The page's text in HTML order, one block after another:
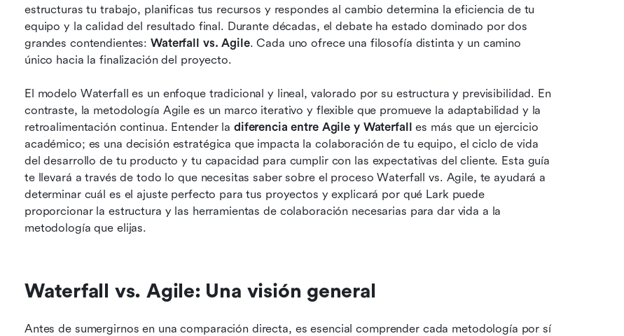
estructuras tu trabajo, planificas tus recursos y respondes al cambio determina la eficiencia de tu
equipo y la calidad del resultado final. Durante décadas, el debate ha estado dominado por dos
grandes contendientes: Waterfall vs. Agile. Cada uno ofrece una filosofía distinta y un camino
único hacia la finalización del proyecto.
El modelo Waterfall es un enfoque tradicional y lineal, valorado por su estructura y previsibilidad. En
contraste, la metodología Agile es un marco iterativo y flexible que promueve la adaptabilidad y la
retroalimentación continua. Entender la diferencia entre Agile y Waterfall es más que un ejercicio
académico; es una decisión estratégica que impacta la colaboración de tu equipo, el ciclo de vida
del desarrollo de tu producto y tu capacidad para cumplir con las expectativas del cliente. Esta guía
te llevará a través de todo lo que necesitas saber sobre el proceso Waterfall vs. Agile, te ayudará a
determinar cuál es el ajuste perfecto para tus proyectos y explicará por qué Lark puede
proporcionar la estructura y las herramientas de colaboración necesarias para dar vida a la
metodología que elijas.
Waterfall vs. Agile: Una visión general
Antes de sumergirnos en una comparación directa, es esencial comprender cada metodología por sí